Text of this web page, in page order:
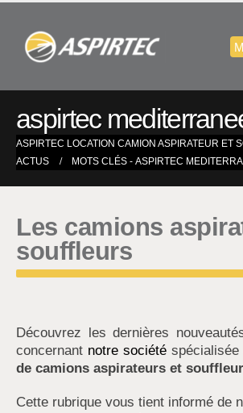
aspirtec
ASPIRTEC LOCATION CAMION ASPIRATEUR ET
ACTUS
MOTS CLÉS - ASPIRTEC
Les camions
souffleurs
Découvrez les dernières
concernant notre société
de camions aspirateurs et
Cette rubrique vous tient informé de